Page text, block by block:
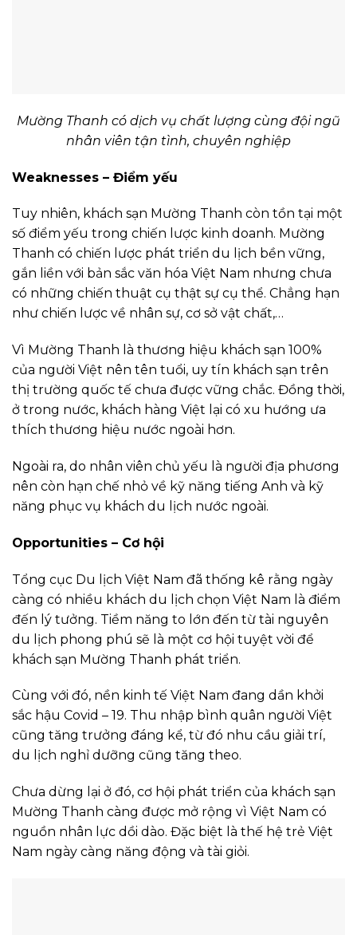
Mường Thanh có dịch vụ chất lượng cùng đội ngũ
nhân viên tận tình, chuyên nghiệp
Weaknesses – Điểm yếu
Tuy nhiên, khách sạn Mường Thanh còn tồn tại một
số điểm yếu trong chiến lược kinh doanh. Mường
Thanh có chiến lược phát triển du lịch bền vững,
gắn liền với bản sắc văn hóa Việt Nam nhưng chưa
có những chiến thuật cụ thật sự cụ thể. Chẳng hạn
như chiến lược về nhân sự, cơ sở vật chất,…
Vì Mường Thanh là thương hiệu khách sạn 100%
của người Việt nên tên tuổi, uy tín khách sạn trên
thị trường quốc tế chưa được vững chắc. Đồng thời,
ở trong nước, khách hàng Việt lại có xu hướng ưa
thích thương hiệu nước ngoài hơn.
Ngoài ra, do nhân viên chủ yếu là người địa phương
nên còn hạn chế nhỏ về kỹ năng tiếng Anh và kỹ
năng phục vụ khách du lịch nước ngoài.
Opportunities – Cơ hội
Tổng cục Du lịch Việt Nam đã thống kê rằng ngày
càng có nhiều khách du lịch chọn Việt Nam là điểm
đến lý tưởng. Tiềm năng to lớn đến từ tài nguyên
du lịch phong phú sẽ là một cơ hội tuyệt vời để
khách sạn Mường Thanh phát triển.
Cùng với đó, nền kinh tế Việt Nam đang dần khởi
sắc hậu Covid – 19. Thu nhập bình quân người Việt
cũng tăng trưởng đáng kể, từ đó nhu cầu giải trí,
du lịch nghỉ dưỡng cũng tăng theo.
Chưa dừng lại ở đó, cơ hội phát triển của khách sạn
Mường Thanh càng được mở rộng vì Việt Nam có
nguồn nhân lực dồi dào. Đặc biệt là thế hệ trẻ Việt
Nam ngày càng năng động và tài giỏi.